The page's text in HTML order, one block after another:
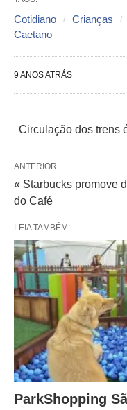
Cotidiano Crianças
Caetano
9 ANOS ATRÁS
Circulação dos trens
ANTERIOR
« Starbucks promove
do Café
LEIA TAMBÉM:
ParkShopping